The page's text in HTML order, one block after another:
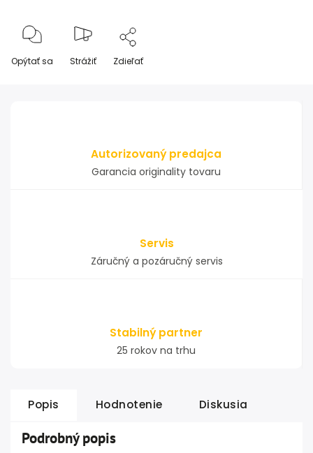
Opýtať sa Strážiť Zdieľať
Autorizovaný predajca
Garancia originality tovaru
Servis
Záručný a pozáručný servis
Stabilný partner
25 rokov na trhu
Popis Hodnotenie Diskusia
Podrobný popis